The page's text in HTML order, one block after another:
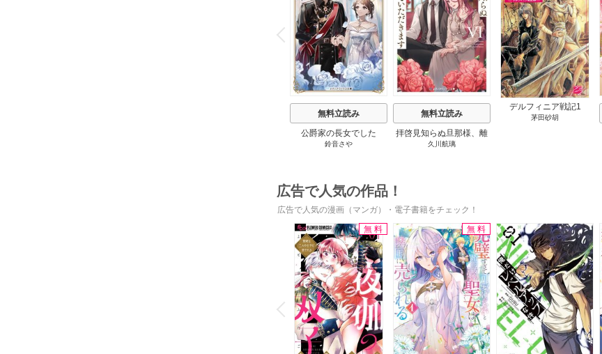
P
r
e
v
i
o
u
s
無料立読み
公爵家の長女でした
鈴音さや
無料立読み
拝啓見知らぬ旦那様、離
婚していただきます
久川航璃
デルフィニア戦記1
茅田砂胡
広告で人気の作品！
広告で人気の漫画（マンガ）・電子書籍をチェック！
P
r
e
v
i
o
u
s
無料 無料